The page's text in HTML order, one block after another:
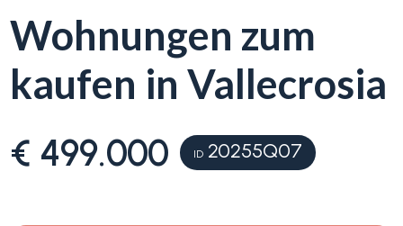
Wohnungen zum
kaufen in Vallecrosia
€ 499.000 ID 20255Q07
Blumenriviera
Objektsuche
Immobilientyp
Mehrfachauswahl